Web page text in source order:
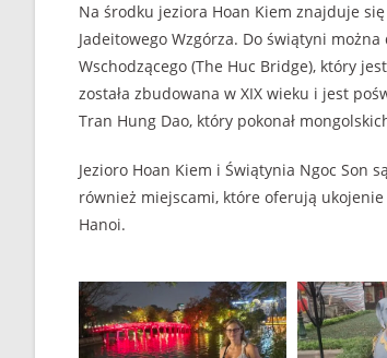
Na środku jeziora Hoan Kiem znajduje
Jadeitowego Wzgórza. Do świątyni
Wschodzącego (The Huc Bridge), który
została zbudowana w XIX wieku i jest
Tran Hung Dao, który pokonał
Jezioro Hoan Kiem i Świątynia Ngoc Son
również miejscami, które oferują
Hanoi.